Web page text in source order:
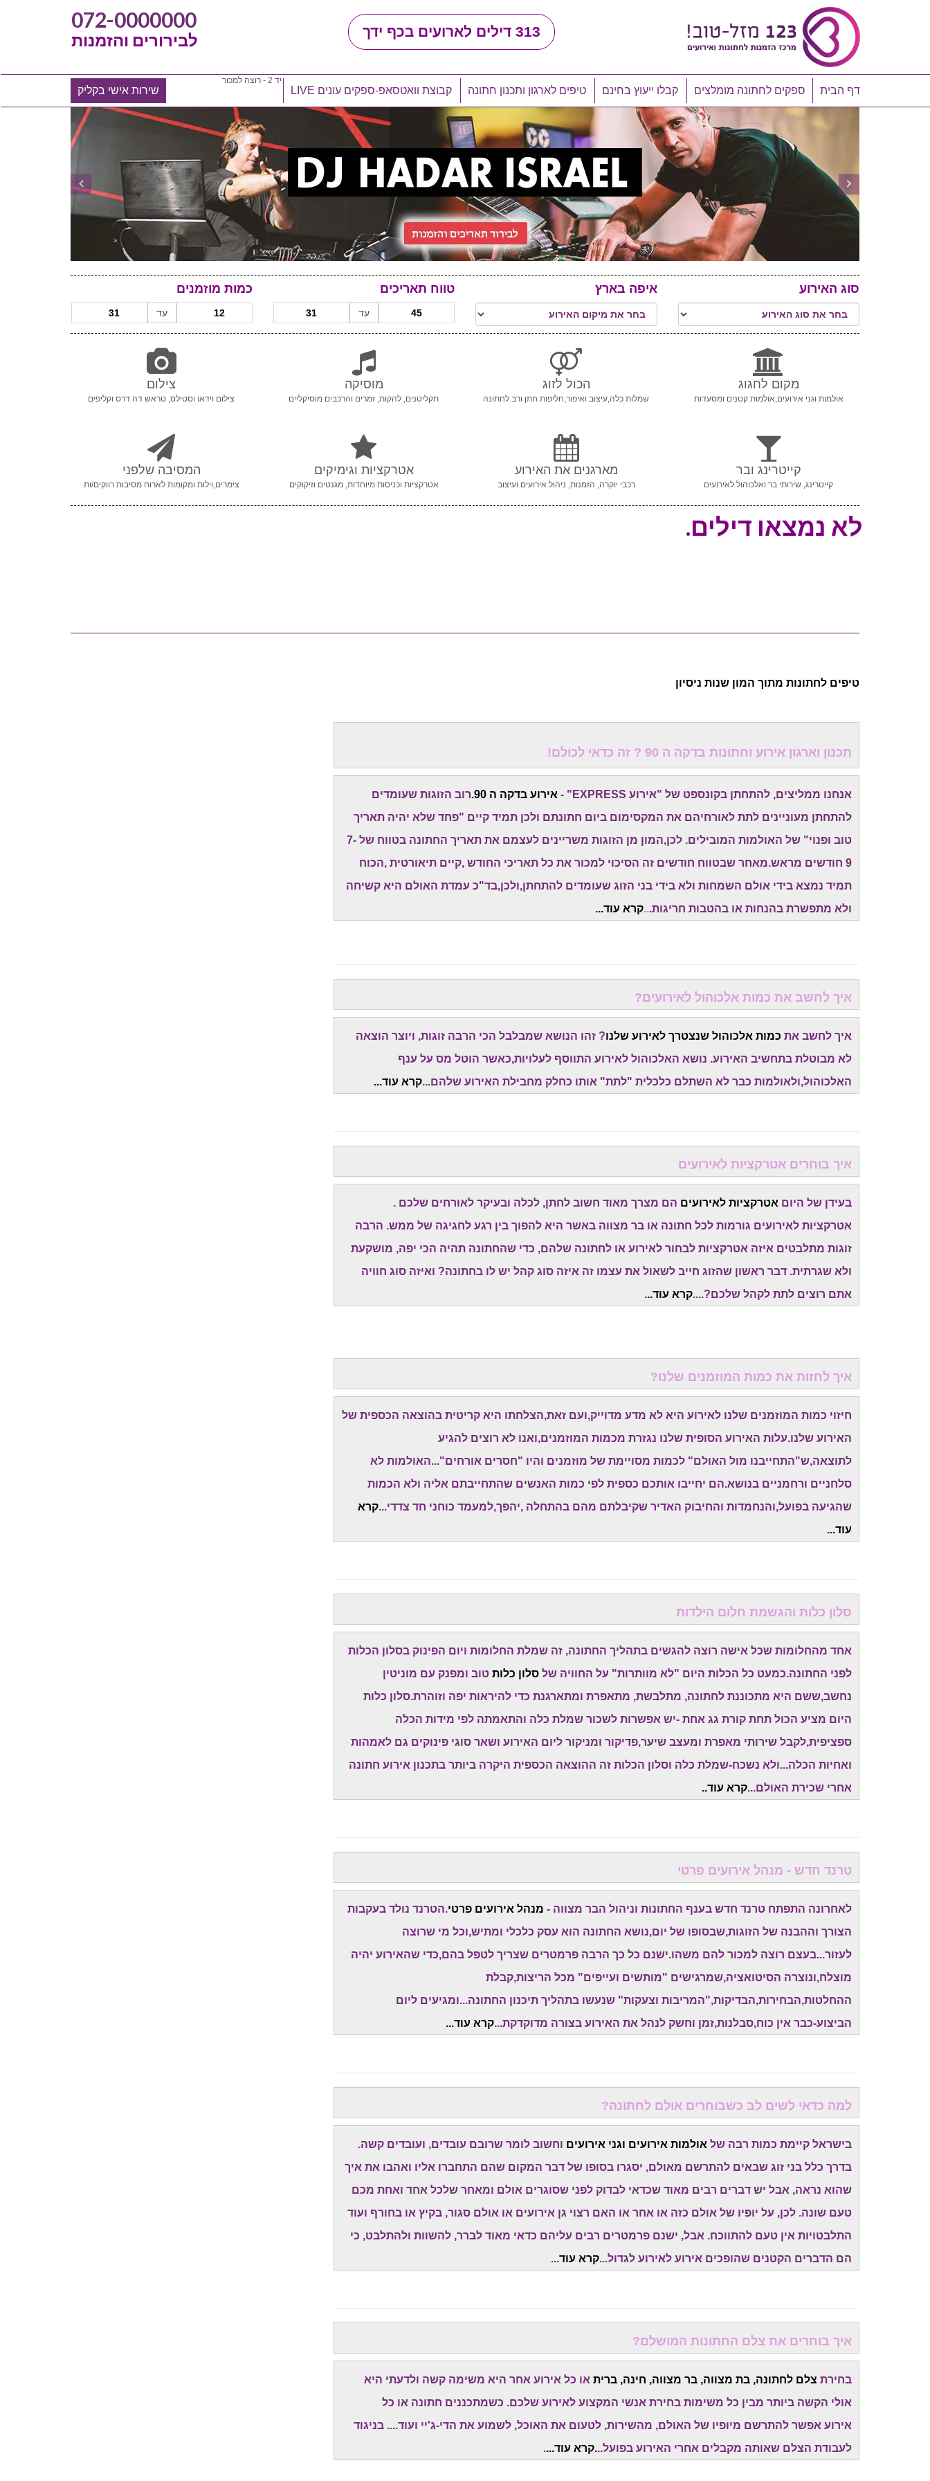
313 דילים לארועים בכף ידך 072-0000000
לבירורים והזמנות
דף הבית ספקים לחתונה מומלצים קבלו ייעוץ בחינם טיפים לארגון ותכנון חתונה קבוצת וואטסאפ-ספקים עונים LIVE
יד 2 - רוצה למכור
שירות אישי בקליק
סוג האירוע איפה בארץ טווח תאריכים
עד
כמות מוזמנים
עד
מקום לחגוג
אולמות וגני אירועים,אולמות קטנים ומסעדות
הכול לזוג
שמלות כלה,עיצוב ואיפור,חליפות חתן ורב לחתונה
מוסיקה
תקליטנים, להקות, זמרים והרכבים מוסיקליים
צילום
צילום וידאו וסטילס, טראש דה דרס וקליפים
קייטרינג ובר
קייטרינג, שירותי בר ואלכוהול לאירועים
מארגנים את האירוע
רכבי יוקרה, הזמנות, ניהול אירועים ועיצוב
אטרקציות וגימיקים
אטרקציות וכניסות מיוחדות, מגנטים וזיקוקים
המסיבה שלפני
צימרים,וילות ומקומות לארוח מסיבות רווקים/ות
לא נמצאו דילים.
טיפים לחתונות מתוך המון שנות ניסיון
תכנון וארגון אירוע וחתונות בדקה ה 90 ? זה כדאי לכולם!
אנחנו ממליצים, להתחתן בקונספט של "אירוע EXPRESS" - אירוע בדקה ה 90.
רוב הזוגות שעומדים
להתחתן מעוניינים לתת לאורחיהם את המקסימום ביום חתונתם ולכן תמיד קיים "פחד שלא יהיה תאריך
טוב ופנוי" של האולמות המובילים. לכן,המון מן הזוגות משריינים לעצמם את תאריך החתונה בטווח של 7-
9 חודשים מראש.מאחר שבטווח חודשים זה הסיכוי למכור את כל תאריכי החודש ,קיים תיאורטית ,הכוח
תמיד נמצא בידי אולם השמחות ולא בידי בני הזוג שעומדים להתחתן,ולכן,בד"כ עמדת האולם היא קשיחה
ולא מתפשרת בהנחות או בהטבות חריגות...קרא עוד...
איך לחשב את כמות אלכוהול לאירועים?
איך לחשב את כמות אלכוהול שנצטרך לאירוע שלנו? זהו הנושא שמבלבל הכי הרבה זוגות, ויוצר הוצאה
לא מבוטלת בתחשיב האירוע. נושא האלכוהול לאירוע התווסף לעלויות,כאשר הוטל מס על ענף
האלכוהול,ולאולמות כבר לא השתלם כלכלית "לתת" אותו כחלק מחבילת האירוע שלהם...קרא עוד...
איך בוחרים אטרקציות לאירועים
בעידן של היום אטרקציות לאירועים הם מצרך מאוד חשוב לחתן, לכלה ובעיקר לאורחים שלכם .
אטרקציות לאירועים גורמות לכל חתונה או בר מצווה באשר היא להפוך בין רגע לחגיגה של ממש. הרבה
זוגות מתלבטים איזה אטרקציות לבחור לאירוע או לחתונה שלהם, כדי שהחתונה תהיה הכי יפה, מושקעת
ולא שגרתית. דבר ראשון שהזוג חייב לשאול את עצמו זה איזה סוג קהל יש לו בחתונה? ואיזה סוג חוויה
אתם רוצים לתת לקהל שלכם?....קרא עוד...
איך לחזות את כמות המוזמנים שלנו?
חיזוי כמות המוזמנים שלנו לאירוע היא לא מדע מדוייק,ועם זאת,הצלחתו היא קריטית בהוצאה הכספית של
האירוע שלנו.עלות האירוע הסופית שלנו נגזרת מכמות המוזמנים,ואנו לא רוצים להגיע
לתוצאה,ש"התחייבנו מול האולם" לכמות מסויימת של מוזמנים והיו "חסרים אורחים"...האולמות לא
סלחניים ורחמניים בנושא.הם יחייבו אותכם כספית לפי כמות האנשים שהתחייבתם אליה ולא הכמות
שהגיעה בפועל,והנחמדות והחיבוק האדיר שקיבלתם מהם בהתחלה ,יהפך,למעמד כוחני חד צדדי...קרא
עוד...
סלון כלות והגשמת חלום הילדות
אחד מהחלומות שכל אישה רוצה להגשים בתהליך החתונה, זה שמלת החלומות ויום הפינוק בסלון הכלות
לפני החתונה.כמעט כל הכלות היום "לא מוותרות" על החוויה של סלון כלות טוב ומפנק עם מוניטין
נחשב,ששם היא מתכוננת לחתונה, מתלבשת, מתאפרת ומתארגנת כדי להיראות יפה וזוהרת.סלון כלות
היום מציע הכול תחת קורת גג אחת -יש אפשרות לשכור שמלת כלה והתאמתה לפי מידות הכלה
ספציפית,לקבל שירותי מאפרת ומעצב שיער,פדיקור ומניקור ליום האירוע ושאר סוגי פינוקים גם לאמהות
ואחיות הכלה...ולא נשכח-שמלת כלה וסלון הכלות זה ההוצאה הכספית היקרה ביותר בתכנון אירוע חתונה
אחרי שכירת האולם...קרא עוד..
טרנד חדש - מנהל אירועים פרטי
לאחרונה התפתח טרנד חדש בענף החתונות וניהול הבר מצווה - מנהל אירועים פרטי.הטרנד נולד בעקבות
הצורך וההבנה של הזוגות,שבסופו של יום,נושא החתונה הוא עסק כלכלי ומתיש,וכל מי שרוצה
לעזור...בעצם רוצה למכור להם משהו.ישנם כל כך הרבה פרמטרים שצריך לטפל בהם,כדי שהאירוע יהיה
מוצלח,ונוצרה הסיטואציה,שמרגישים "מותשים ועייפים" מכל הריצות,קבלת
ההחלטות,הבחירות,הבדיקות,"המריבות וצעקות" שנעשו בתהליך תיכנון החתונה...ומגיעים ליום
הביצוע-כבר אין כוח,סבלנות,זמן וחשק לנהל את האירוע בצורה מדוקדקת...קרא עוד...
למה כדאי לשים לב כשבוחרים אולם לחתונה?
בישראל קיימת כמות רבה של אולמות אירועים וגני אירועים וחשוב לומר שרובם עובדים, ועובדים קשה.
בדרך כלל בני זוג שבאים להתרשם מאולם, יסגרו בסופו של דבר המקום שהם התחברו אליו ואהבו את איך
שהוא נראה, אבל יש דברים רבים מאוד שכדאי לבדוק לפני שסוגרים אולם ומאחר שלכל אחד ואחת מכם
טעם שונה. לכן, על יופיו של אולם כזה או אחר או האם רצוי גן אירועים או אולם סגור, בקיץ או בחורף ועוד
התלבטויות אין טעם להתווכח. אבל, ישנם פרמטרים רבים עליהם כדאי מאוד לברר, להשוות ולהתלבט, כי
הם הדברים הקטנים שהופכים אירוע לאירוע לגדול...קרא עוד...
איך בוחרים את צלם החתונות המושלם?
בחירת צלם לחתונה, בת מצווה, בר מצווה, חינה, ברית או כל אירוע אחר היא משימה קשה ולדעתי היא
אולי הקשה ביותר מבין כל משימות בחירת אנשי המקצוע לאירוע שלכם. כשמתכננים חתונה או כל
אירוע אפשר להתרשם מיופיו של האולם, מהשירות, לטעום את האוכל, לשמוע את הדי-ג'יי ועוד.... בניגוד
לעבודת הצלם שאותה מקבלים אחרי האירוע בפועל...קרא עוד...
.